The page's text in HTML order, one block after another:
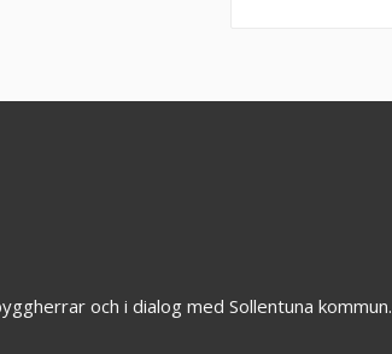
och i dialog med Sollentuna kommun.